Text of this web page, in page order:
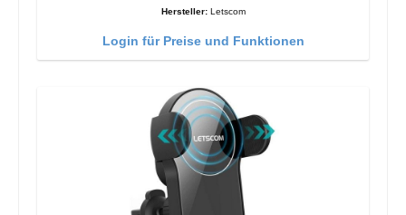
Hersteller: Letscom
Login für Preise und Funktionen